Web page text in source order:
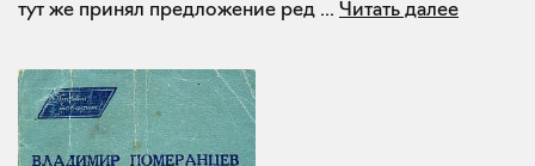
тут же принял предложение ред ... Читать далее